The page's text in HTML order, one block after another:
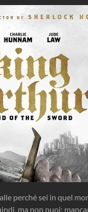
perché sei in quel
ma non puoi: